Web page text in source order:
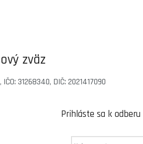
zväz
31268340, DIČ: 2021417090
Prihláste sa k